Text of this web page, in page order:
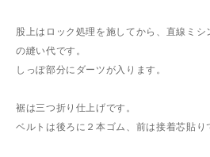
股上はロック処理を施してから、直線ミ
の縫い代です。
しっぽ部分にダーツが入ります。
裾は三つ折り仕上げです。
ベルトは後ろに２本ゴム、前は接着芯貼り